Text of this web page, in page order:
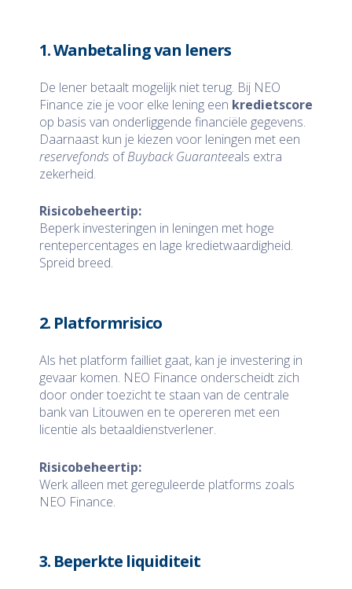
1. Wanbetaling van leners
De lener betaalt mogelijk niet terug. Bij NEO
Finance zie je voor elke lening een kredietscore
op basis van onderliggende financiële gegevens.
Daarnaast kun je kiezen voor leningen met een
reservefonds ofBuyback Guaranteeals extra
zekerheid.
Risicobeheertip:
Beperk investeringen in leningen met hoge
rentepercentages en lage kredietwaardigheid.
Spreid breed.
2. Platformrisico
Als het platform failliet gaat, kan je investering in
gevaar komen. NEO Finance onderscheidt zich
door onder toezicht te staan van de centrale
bank van Litouwen en te opereren met een
licentie als betaaldienstverlener.
Risicobeheertip:
Werk alleen met gereguleerde platforms zoals
NEO Finance.
3. Beperkte liquiditeit